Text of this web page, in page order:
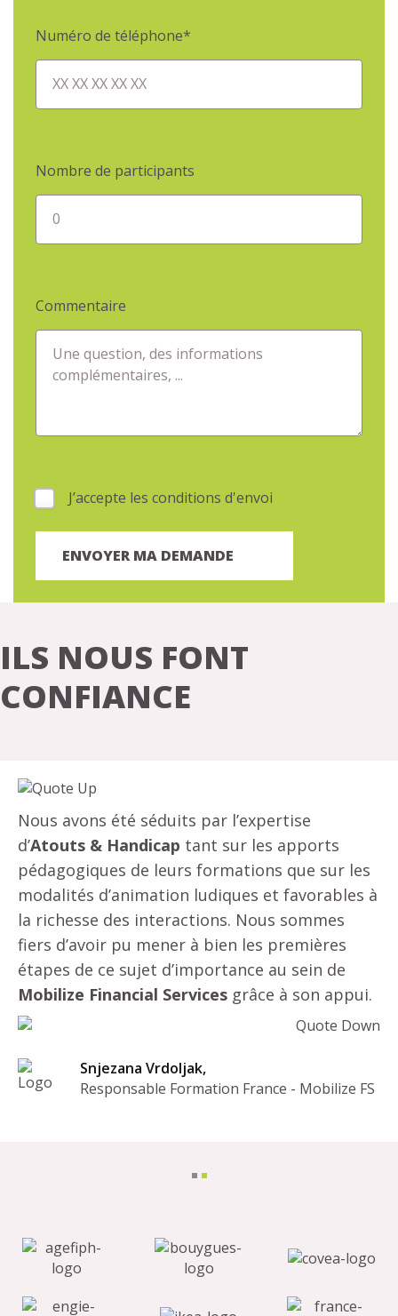
Numéro de téléphone*
XX XX XX XX XX
Nombre de participants
0
Commentaire
Une question, des informations
complémentaires, ...
J’accepte les conditions d'envoi
ILS NOUS FONT
CONFIANCE
Nous avons été séduits par l’expertise
d’Atouts & Handicap tant sur les apports
pédagogiques de leurs formations que sur les
modalités d’animation ludiques et favorables à
la richesse des interactions. Nous sommes
fiers d’avoir pu mener à bien les premières
étapes de ce sujet d’importance au sein de
Mobilize Financial Services grâce à son appui.
Snjezana Vrdoljak,
Responsable Formation France - Mobilize FS